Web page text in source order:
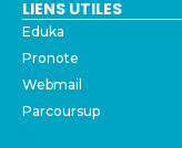
LIENS UTILES
Eduka
Pronote
Webmail
Parcoursup